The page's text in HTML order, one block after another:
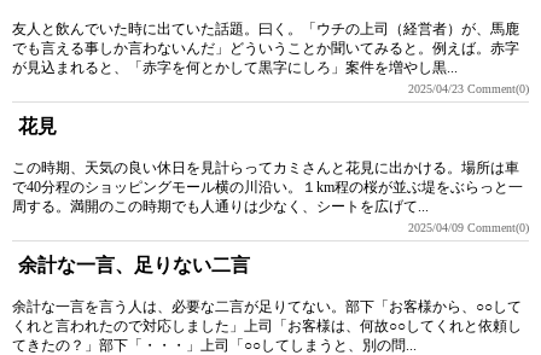
友人と飲んでいた時に出ていた話題。曰く。「ウチの上司（経営者）が、馬鹿
でも言える事しか言わないんだ」どういうことか聞いてみると。例えば。赤字
が見込まれると、「赤字を何とかして黒字にしろ」案件を増やし黒...
2025/04/23 Comment(0)
花見
この時期、天気の良い休日を見計らってカミさんと花見に出かける。場所は車
で40分程のショッピングモール横の川沿い。１km程の桜が並ぶ堤をぶらっと一
周する。満開のこの時期でも人通りは少なく、シートを広げて...
2025/04/09 Comment(0)
余計な一言、足りない二言
余計な一言を言う人は、必要な二言が足りてない。部下「お客様から、○○して
くれと言われたので対応しました」上司「お客様は、何故○○してくれと依頼し
てきたの？」部下「・・・」上司「○○してしまうと、別の問...